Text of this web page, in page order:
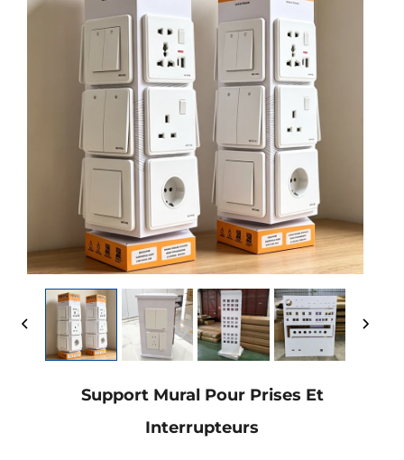
Support Mural Pour Prises Et
Interrupteurs